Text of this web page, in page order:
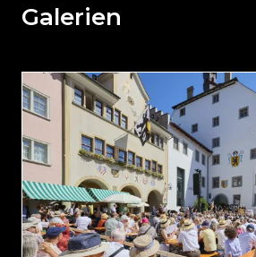
weiteren
Inhalt
und
direkt
zum
Seitenende
springen?
Galerien